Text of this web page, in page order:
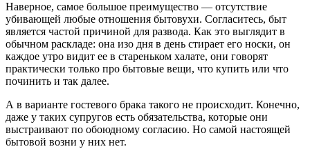
Наверное, самое большое преимущество — отсутствие
убивающей любые отношения бытовухи. Согласитесь, быт
является частой причиной для развода. Как это выглядит в
обычном раскладе: она изо дня в день стирает его носки, он
каждое утро видит ее в стареньком халате, они говорят
практически только про бытовые вещи, что купить или что
починить и так далее.
А в варианте гостевого брака такого не происходит. Конечно,
даже у таких супругов есть обязательства, которые они
выстраивают по обоюдному согласию. Но самой настоящей
бытовой возни у них нет.